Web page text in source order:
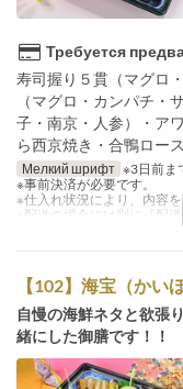
Требуется
寿司握り５貫（マグロ
（マグロ・カンパチ・
子・南京・人参）・ア
ら西京焼き・合鴨ロー
Мелкий шрифт ※3日前ま
※事前決済が必要です。
※仕入れ状況により、内容
※配送の場合には別に『配
【102】海宝（かい
自慢の海鮮ネタと欲張
緒にした御膳です！！